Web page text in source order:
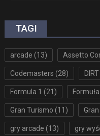
TAGI
arcade (13) Assetto
Codemasters (28)
Formula 1 (21) Formuła
Gran Turismo (11)
gry arcade (13) gry